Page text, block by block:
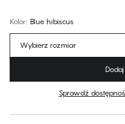
Kolor: Blue hibiscus
Brak sugerowanego
Wybierz rozmiar
Sprawdź